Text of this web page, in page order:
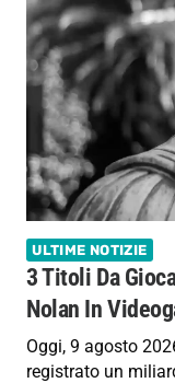
ULTIME NOTIZIE
3 Titoli Da
Nolan In
Oggi, 9 agosto
registrato un